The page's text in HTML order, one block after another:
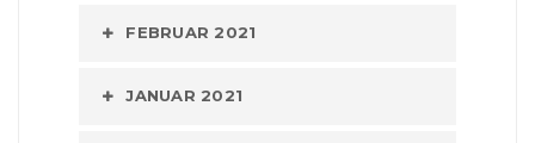
FEBRUAR 2021
JANUAR 2021